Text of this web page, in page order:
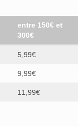
entre 150€ et
300€
5,99€
9,99€
11,99€